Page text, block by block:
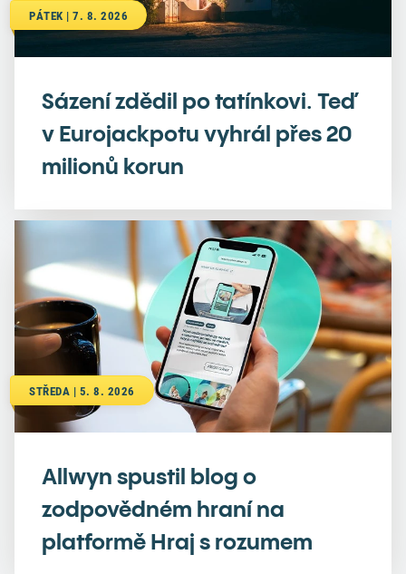
PÁTEK | 7. 8. 2026
Sázení zdědil po tatínkovi. Teď
v Eurojackpotu vyhrál přes 20
milionů korun
STŘEDA | 5. 8. 2026
Allwyn spustil blog o
zodpovědném hraní na
platformě Hraj s rozumem